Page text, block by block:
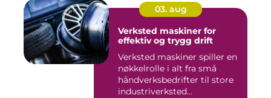
03. aug
Verksted maskiner for
effektiv og trygg drift
Verksted maskiner spiller en
nøkkelrolle i alt fra små
håndverksbedrifter til store
industriverksted...